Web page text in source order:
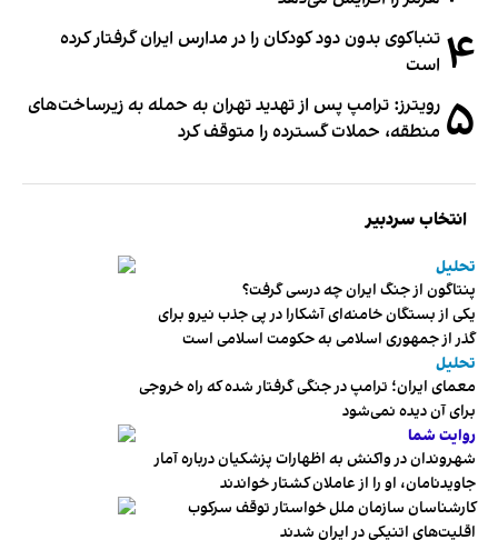
۴ تنباکوی بدون دود کودکان را در مدارس ایران گرفتار کرده
است
۵ رویترز: ترامپ پس از تهدید تهران به حمله به زیرساخت‌های
منطقه، حملات گسترده را متوقف کرد
انتخاب سردبیر
تحلیل
پنتاگون از جنگ ایران چه درسی گرفت؟
یکی از بستگان خامنه‌ای آشکارا در پی جذب نیرو برای
گذر از جمهوری اسلامی به حکومت اسلامی است
تحلیل
معمای ایران؛ ترامپ در جنگی گرفتار شده که راه خروجی
برای آن دیده نمی‌شود
روایت شما
شهروندان در واکنش به اظهارات پزشکیان درباره آمار
جاویدنامان، او را از عاملان کشتار خواندند
کارشناسان سازمان ملل خواستار توقف سرکوب
اقلیت‌های اتنیکی در ایران شدند